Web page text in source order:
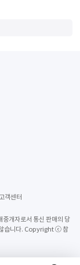
고객센터
중개자로서 통신 판매의 당
않습니다. Copyright ⓒ 참